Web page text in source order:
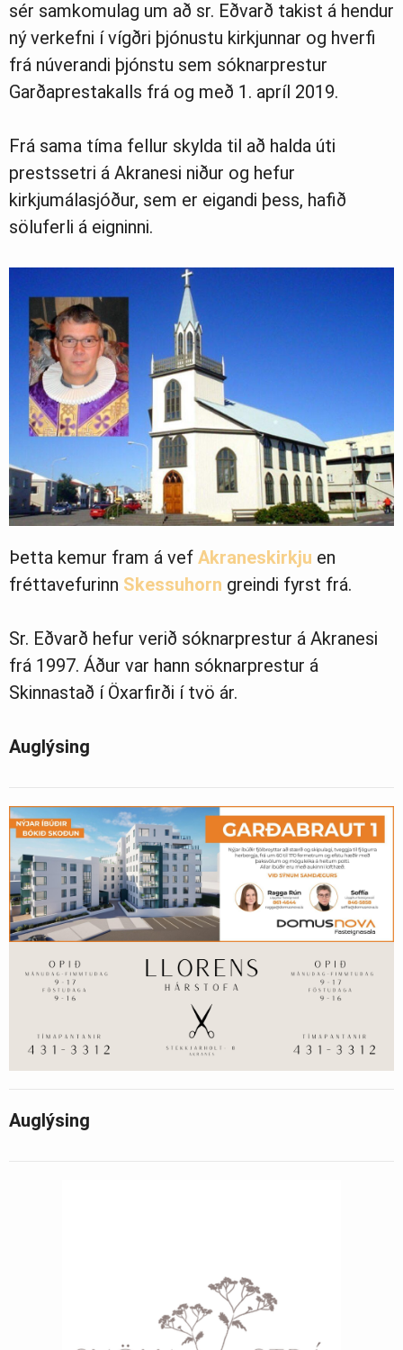
sér samkomulag um að sr. Eðvarð takist á hendur
ný verkefni í vígðri þjónustu kirkjunnar og hverfi
frá núverandi þjónstu sem sóknarprestur
Garðaprestakalls frá og með 1. apríl 2019.
Frá sama tíma fellur skylda til að halda úti
prestssetri á Akranesi niður og hefur
kirkjumálasjóður, sem er eigandi þess, hafið
söluferli á eigninni.
Þetta kemur fram á vef Akraneskirkju en
fréttavefurinn Skessuhorn greindi fyrst frá.
Sr. Eðvarð hefur verið sóknarprestur á Akranesi
frá 1997. Áður var hann sóknarprestur á
Skinnastað í Öxarfirði í tvö ár.
Auglýsing
Auglýsing